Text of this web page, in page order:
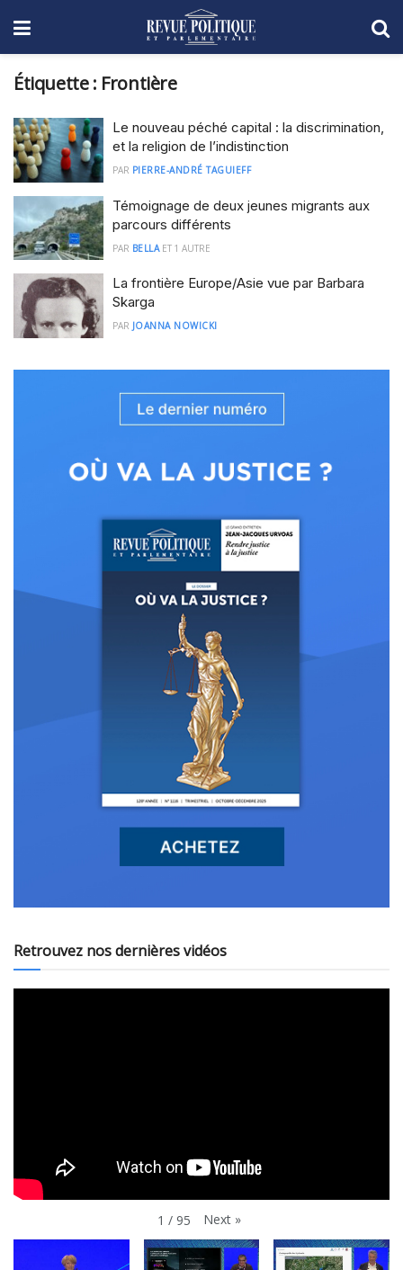
Étiquette : Frontière
Le nouveau péché capital : la discrimination,
et la religion de l’indistinction
PAR PIERRE-ANDRÉ TAGUIEFF
Témoignage de deux jeunes migrants aux
parcours différents
PAR BELLA ET 1 AUTRE
La frontière Europe/Asie vue par Barbara
Skarga
PAR JOANNA NOWICKI
Retrouvez nos dernières vidéos
1 / 95 Next »